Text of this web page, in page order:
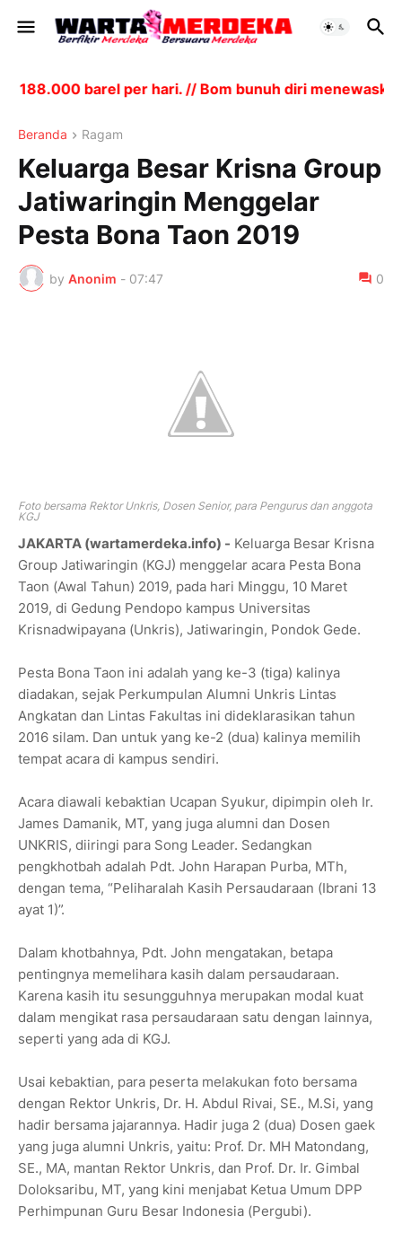
barel per hari. // Bom bunuh diri menewaskan
Beranda Ragam
Keluarga Besar Krisna Group
Jatiwaringin Menggelar
Pesta Bona Taon 2019
by Anonim - 07:47 0
Foto bersama Rektor Unkris, Dosen Senior, para Pengurus dan anggota
KGJ
JAKARTA (wartamerdeka.info) - Keluarga Besar Krisna
Group Jatiwaringin (KGJ) menggelar acara Pesta Bona
Taon (Awal Tahun) 2019, pada hari Minggu, 10 Maret
2019, di Gedung Pendopo kampus Universitas
Krisnadwipayana (Unkris), Jatiwaringin, Pondok Gede.
Pesta Bona Taon ini adalah yang ke-3 (tiga) kalinya
diadakan, sejak Perkumpulan Alumni Unkris Lintas
Angkatan dan Lintas Fakultas ini dideklarasikan tahun
2016 silam. Dan untuk yang ke-2 (dua) kalinya memilih
tempat acara di kampus sendiri.
Acara diawali kebaktian Ucapan Syukur, dipimpin oleh Ir.
James Damanik, MT, yang juga alumni dan Dosen
UNKRIS, diiringi para Song Leader. Sedangkan
pengkhotbah adalah Pdt. John Harapan Purba, MTh,
dengan tema, “Peliharalah Kasih Persaudaraan (Ibrani 13
ayat 1)”.
Dalam khotbahnya, Pdt. John mengatakan, betapa
pentingnya memelihara kasih dalam persaudaraan.
Karena kasih itu sesungguhnya merupakan modal kuat
dalam mengikat rasa persaudaraan satu dengan lainnya,
seperti yang ada di KGJ.
Usai kebaktian, para peserta melakukan foto bersama
dengan Rektor Unkris, Dr. H. Abdul Rivai, SE., M.Si, yang
hadir bersama jajarannya. Hadir juga 2 (dua) Dosen gaek
yang juga alumni Unkris, yaitu: Prof. Dr. MH Matondang,
SE., MA, mantan Rektor Unkris, dan Prof. Dr. Ir. Gimbal
Doloksaribu, MT, yang kini menjabat Ketua Umum DPP
Perhimpunan Guru Besar Indonesia (Pergubi).